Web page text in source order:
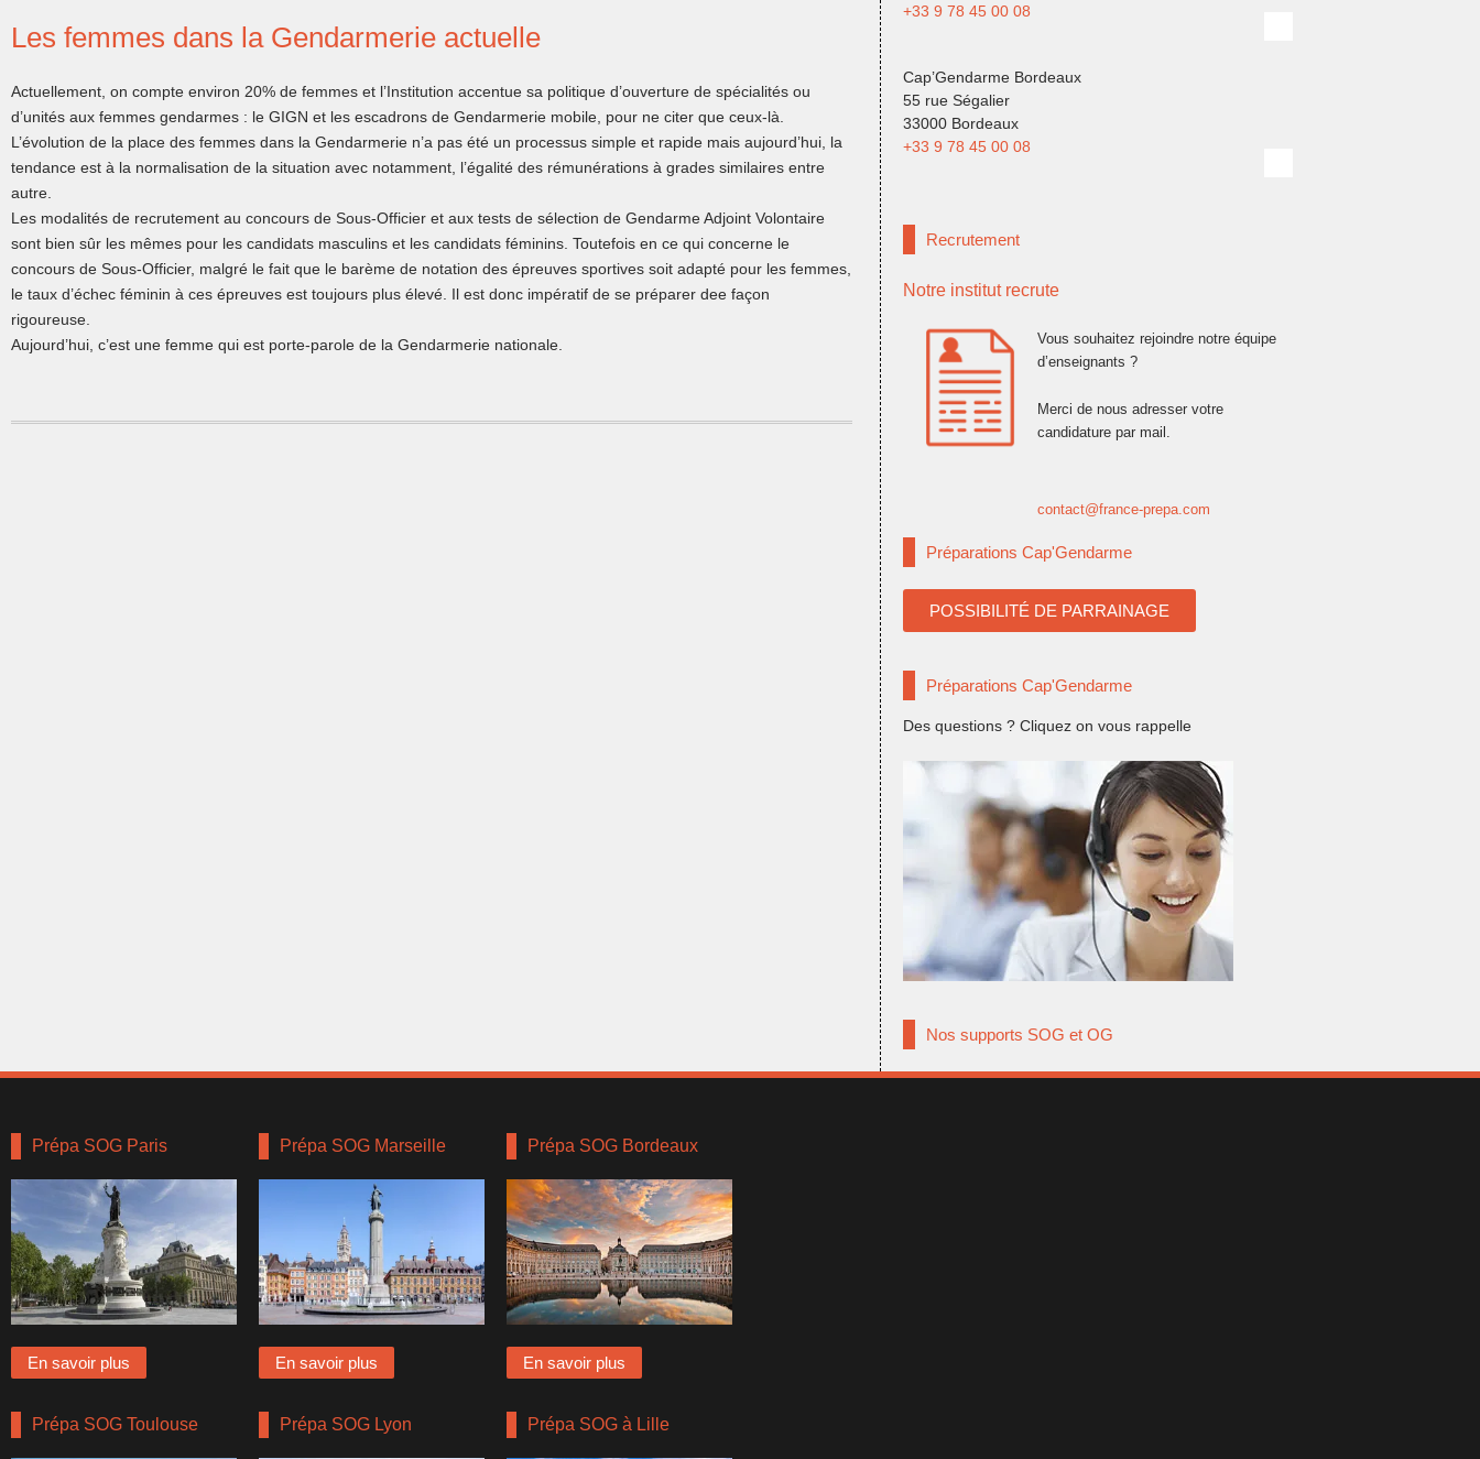
Les femmes dans la Gendarmerie actuelle
Actuellement, on compte environ 20% de femmes et l’Institution accentue sa politique d’ouverture de spécialités ou
d’unités aux femmes gendarmes : le GIGN et les escadrons de Gendarmerie mobile, pour ne citer que ceux-là.
L’évolution de la place des femmes dans la Gendarmerie n’a pas été un processus simple et rapide mais aujourd’hui, la
tendance est à la normalisation de la situation avec notamment, l’égalité des rémunérations à grades similaires entre
autre.
Les modalités de recrutement au concours de Sous-Officier et aux tests de sélection de Gendarme Adjoint Volontaire
sont bien sûr les mêmes pour les candidats masculins et les candidats féminins. Toutefois en ce qui concerne le
concours de Sous-Officier, malgré le fait que le barème de notation des épreuves sportives soit adapté pour les femmes,
le taux d’échec féminin à ces épreuves est toujours plus élevé. Il est donc impératif de se préparer dee façon
rigoureuse.
Aujourd’hui, c’est une femme qui est porte-parole de la Gendarmerie nationale.
+33 9 78 45 00 08
Cap’Gendarme Bordeaux
55 rue Ségalier
33000 Bordeaux
+33 9 78 45 00 08
Recrutement
Notre institut recrute
Vous souhaitez rejoindre notre équipe
d’enseignants ?
Merci de nous adresser votre
candidature par mail.
contact@france-prepa.com
Préparations Cap'Gendarme
POSSIBILITÉ DE PARRAINAGE
Préparations Cap'Gendarme
Des questions ? Cliquez on vous rappelle
Nos supports SOG et OG
Prépa SOG Paris
En savoir plus
Prépa SOG Marseille
En savoir plus
Prépa SOG Bordeaux
En savoir plus
Prépa SOG Toulouse Prépa SOG Lyon Prépa SOG à Lille